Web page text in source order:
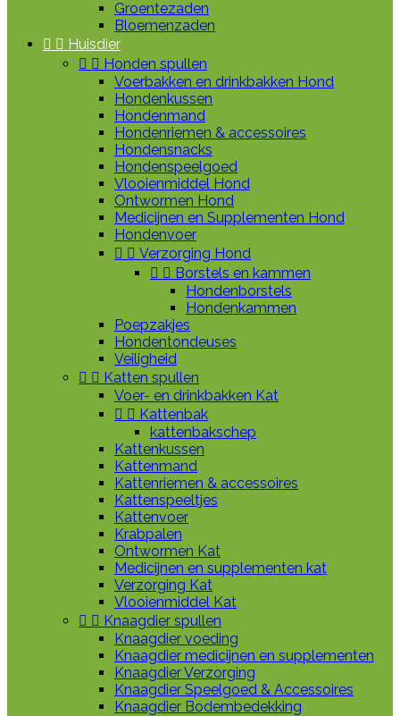
Groentezaden
Bloemenzaden
  Huisdier
  Honden spullen
Voerbakken en drinkbakken Hond
Hondenkussen
Hondenmand
Hondenriemen & accessoires
Hondensnacks
Hondenspeelgoed
Vlooienmiddel Hond
Ontwormen Hond
Medicijnen en Supplementen Hond
Hondenvoer
  Verzorging Hond
  Borstels en kammen
Hondenborstels
Hondenkammen
Poepzakjes
Hondentondeuses
Veiligheid
  Katten spullen
Voer- en drinkbakken Kat
  Kattenbak
kattenbakschep
Kattenkussen
Kattenmand
Kattenriemen & accessoires
Kattenspeeltjes
Kattenvoer
Krabpalen
Ontwormen Kat
Medicijnen en supplementen kat
Verzorging Kat
Vlooienmiddel Kat
  Knaagdier spullen
Knaagdier voeding
Knaagdier medicijnen en supplementen
Knaagdier Verzorging
Knaagdier Speelgoed & Accessoires
Knaagdier Bodembedekking